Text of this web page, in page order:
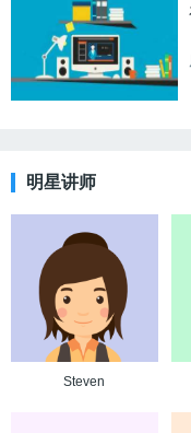
明星讲师
Steven